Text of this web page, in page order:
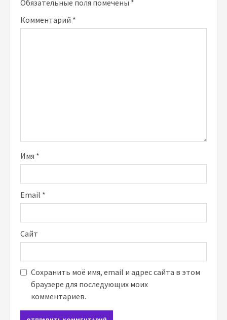
Обязательные поля помечены *
Комментарий *
Имя *
Email *
Сайт
Сохранить моё имя, email и адрес сайта в этом
браузере для последующих моих
комментариев.